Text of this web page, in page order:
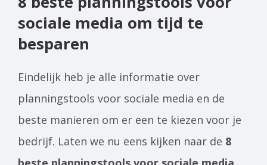
sociale media om tijd te
besparen
Eindelijk heb je alle informatie over
planningstools voor sociale media en de
beste manieren om er een te kiezen voor je
bedrijf. Laten we nu eens kijken naar de 8